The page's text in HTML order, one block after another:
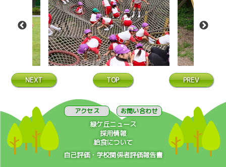
NEXT TOP PREV
アクセス お問い合わせ
緑ケ丘ニュース
採用情報
給食について
自己評価・学校関係者評価報告書